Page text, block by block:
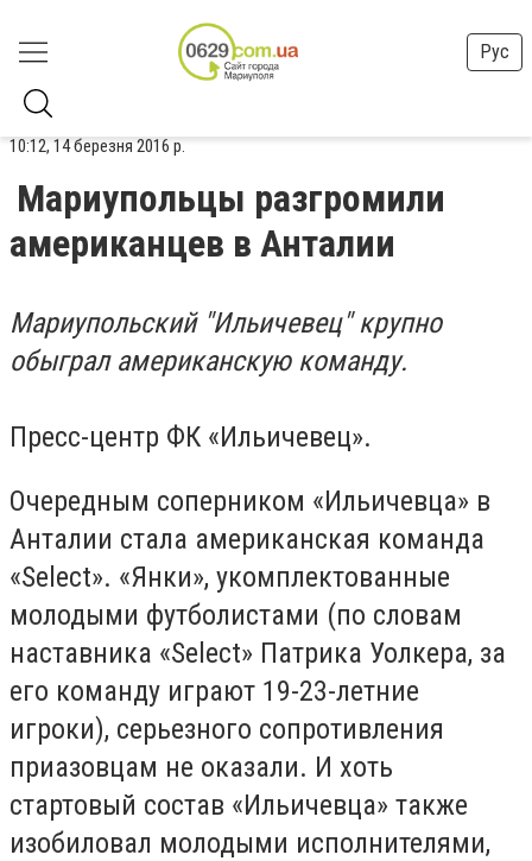
Рус
10:12, 14 березня 2016 р.
Мариупольцы разгромили
американцев в Анталии
Мариупольский "Ильичевец" крупно
обыграл американскую команду.
Пресс-центр ФК «Ильичевец».
Очередным соперником «Ильичевца» в
Анталии стала американская команда
«Select». «Янки», укомплектованные
молодыми футболистами (по словам
наставника «Select» Патрика Уолкера, за
его команду играют 19-23-летние
игроки), серьезного сопротивления
приазовцам не оказали. И хоть
стартовый состав «Ильичевца» также
изобиловал молодыми исполнителями,